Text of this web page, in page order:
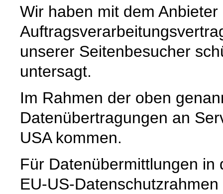
Wir haben mit dem Anbieter
unserer Seitenbesucher
untersagt.
Im Rahmen der oben
Datenübertragungen an
USA kommen.
Für Datenübermittlungen in
EU-US-